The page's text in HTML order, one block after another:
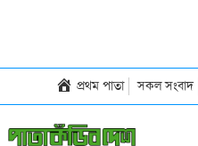
প্রথম পাতা সকল সংবাদ